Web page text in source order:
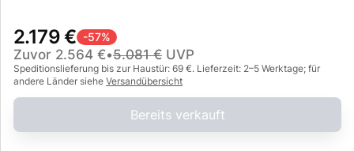
2.179 € -57%
Zuvor 2.564 €•5.081 € UVP
Speditionslieferung bis zur Haustür: 69 €. Lieferzeit: 2–5 Werktage; für
andere Länder siehe Versandübersicht
Bereits verkauft